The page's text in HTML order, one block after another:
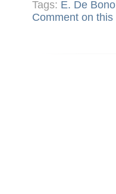
Tags: E. De Bono
Comment on this